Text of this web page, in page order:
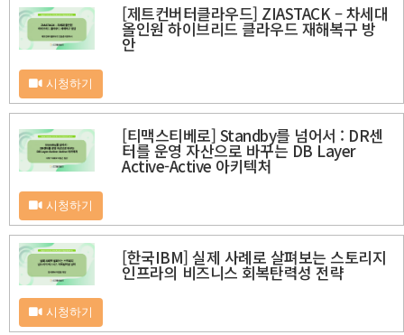
[제트컨버터클라우드] ZIASTACK – 차세대
올인원 하이브리드 클라우드 재해복구 방
안
시청하기
[티맥스티베로] Standby를 넘어서 : DR센
터를 운영 자산으로 바꾸는 DB Layer
Active-Active 아키텍처
시청하기
[한국IBM] 실제 사례로 살펴보는 스토리지
인프라의 비즈니스 회복탄력성 전략
시청하기